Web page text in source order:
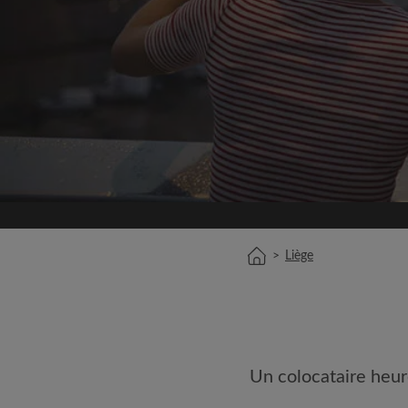
Inscrivez-vous
Nous ne publierons
votre
Trouvez
Faites une recherche
semble important
Consultez les
Sauvegardez vos
Faites vos demandes
colocataires de ce
> Liège
Un colocataire